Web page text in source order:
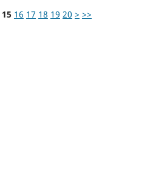
15 16 17 18 19 20 > >>